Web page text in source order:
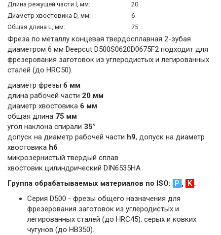
Длина режущей части l, мм:
20
Диаметр хвостовика D, мм:
6
Общая длина L, мм:
75
Фреза по металлу концевая твердосплавная 2-зубая
диаметром 6 мм Deepcut D500S0620D0675F2 подходит для
фрезерования заготовок из углеродистых и легированных
сталей (до HRC50).
диаметр фрезы 6 мм
длина рабочей части 20 мм
диаметр хвостовика 6 мм
общая длина 75 мм
угол наклона спирали 35°
допуск на диаметр рабочей части h9, допуск на диаметр
хвостовика h6
микрозернистый твердый сплав
хвостовик цилиндрический DIN6535HA
Группа обрабатываемых материалов по ISO: P , K .
Серия D500 - фрезы общего назначения для
фрезерования заготовок из углеродистых и
легированных сталей (до HRC45), серых и ковких
чугунов (до HB350).